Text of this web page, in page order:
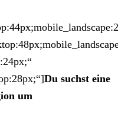
Du suchst eine
um